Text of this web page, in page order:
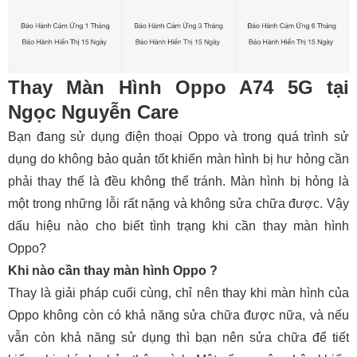
Thay Màn Hình Oppo A74 5G tại
Ngọc Nguyễn Care
Bạn đang sử dụng điện thoại Oppo và trong quá trình sử
dụng do không bảo quản tốt khiến màn hình bị hư hỏng cần
phải thay thế là đều không thể tránh. Màn hình bị hỏng là
một trong những lỗi rất nặng và không sửa chữa được. Vậy
dấu hiệu nào cho biết tình trạng khi cần thay màn hình
Oppo?
Khi nào cần thay màn hình Oppo ?
Thay là giải pháp cuối cùng, chỉ nên thay khi màn hình của
Oppo không còn có khả năng sửa chữa được nữa, và nếu
vẫn còn khả năng sử dụng thì bạn nên sửa chữa để tiết